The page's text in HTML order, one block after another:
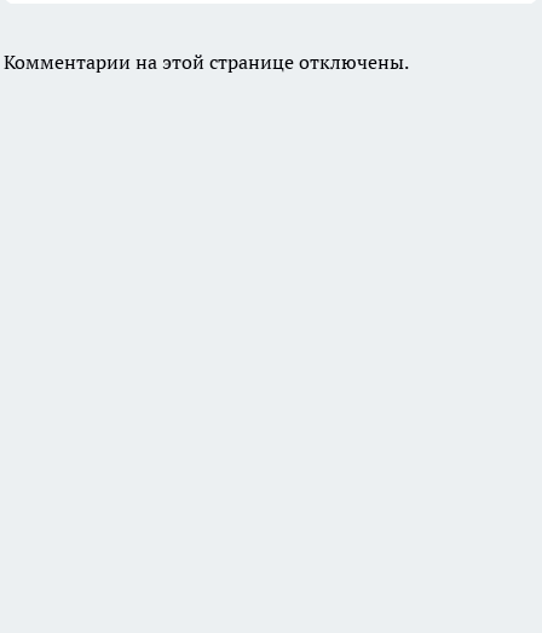
Комментарии на этой странице отключены.